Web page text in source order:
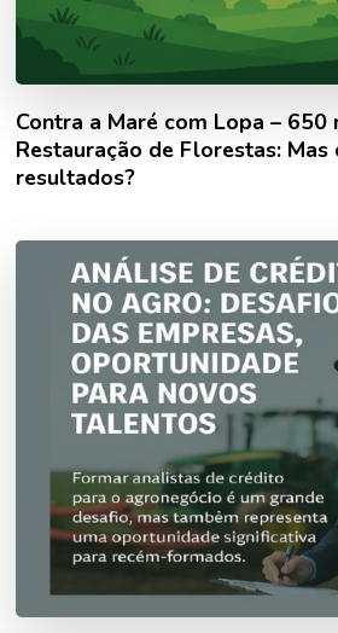
Contra a Maré com Lopa – 650
Restauração de Florestas: Mas
resultados?